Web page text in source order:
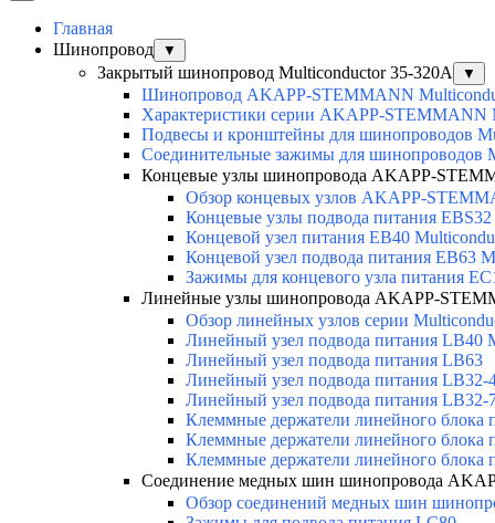
Главная
Шинопровод
▼
Закрытый шинопровод Multiconductor 35-320А ▼
Шинопровод AKAPP-STEMMANN
Характеристики серии AKAPP-STEMMANN
Подвесы и кронштейны для шинопроводов
Соединительные зажимы для шинопроводов
Концевые узлы шинопровода AKAPP-
Обзор концевых узлов AKAPP-
Концевые узлы подвода питания
Концевой узел питания EB40
Концевой узел подвода питания EB63
Зажимы для концевого узла питания
Линейные узлы шинопровода AKAPP-
Обзор линейных узлов серии
Линейный узел подвода питания LB40
Линейный узел подвода питания LB63
Линейный узел подвода питания LB32-
Линейный узел подвода питания LB32-
Клеммные держатели линейного блока
Клеммные держатели линейного блока
Клеммные держатели линейного блока
Соединение медных шин шинопровода
Обзор соединений медных шин